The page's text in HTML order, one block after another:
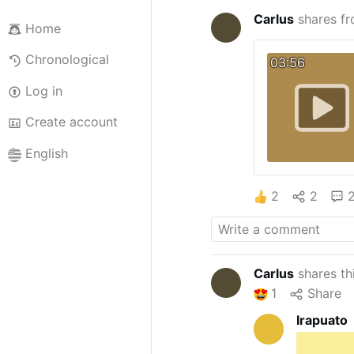
Home
Chronological
Log in
Create account
English
Carlus shares
03:56
2 2 2
Carlus shares
1
Share
Irapuato